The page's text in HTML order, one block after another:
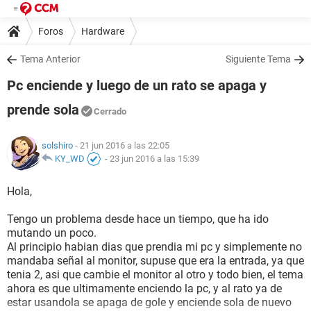
Foros Hardware
Tema Anterior Siguiente Tema
Pc enciende y luego de un rato se apaga y
prende sola
Cerrado
solshiro - 21 jun 2016 a las 22:05
KY_WD
- 23 jun 2016 a las 15:39
Hola,
Tengo un problema desde hace un tiempo, que ha ido
mutando un poco.
Al principio habian dias que prendia mi pc y simplemente no
mandaba señal al monitor, supuse que era la entrada, ya que
tenia 2, asi que cambie el monitor al otro y todo bien, el tema
ahora es que ultimamente enciendo la pc, y al rato ya de
estar usandola se apaga de gole y enciende sola de nuevo